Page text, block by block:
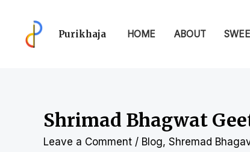
Purikhaja HOME ABOUT
Shrimad Bhagwat
Leave a Comment / Blog, Shremad